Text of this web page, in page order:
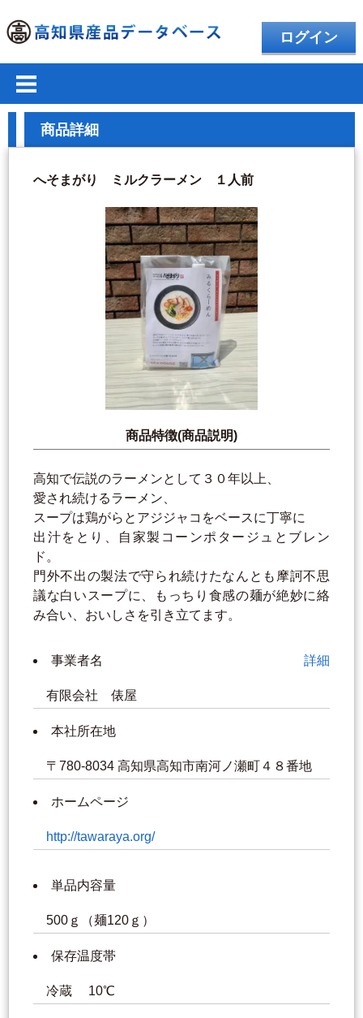
ログイン
商品詳細
へそまがり ミルクラーメン １人前
商品特徴(商品説明)
高知で伝説のラーメンとして３０年以上、
愛され続けるラーメン、
スープは鶏がらとアジジャコをベースに丁寧に
出汁をとり、自家製コーンポタージュとブレン
ド。
門外不出の製法で守られ続けたなんとも摩訶不思
議な白いスープに、もっちり食感の麺が絶妙に絡
み合い、おいしさを引き立てます。
事業者名 詳細
有限会社 俵屋
本社所在地
〒780-8034 高知県高知市南河ノ瀬町４８番地
ホームページ
http://tawaraya.org/
単品内容量
500ｇ（麺120ｇ）
保存温度帯
冷蔵 10℃